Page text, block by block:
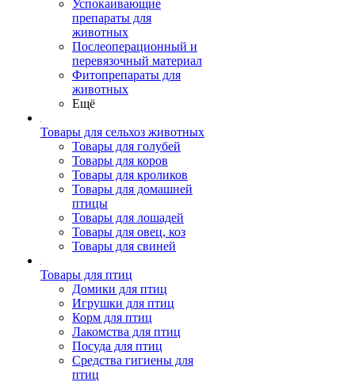
Успокаивающие
препараты для
животных
Послеоперационный и
перевязочный материал
Фитопрепараты для
животных
Ещё
Товары для сельхоз животных
Товары для голубей
Товары для коров
Товары для кроликов
Товары для домашней
птицы
Товары для лошадей
Товары для овец, коз
Товары для свиней
Товары для птиц
Домики для птиц
Игрушки для птиц
Корм для птиц
Лакомства для птиц
Посуда для птиц
Средства гигиены для
птиц